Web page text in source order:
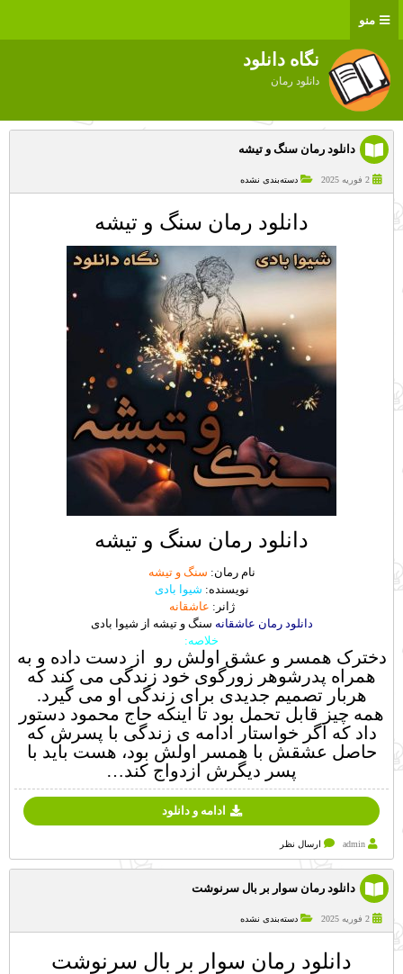
منو
نگاه دانلود
دانلود رمان
دانلود رمان سنگ و تیشه
2 فوریه 2025 دسته‌بندی نشده
دانلود رمان سنگ و تیشه
دانلود رمان سنگ و تیشه
نام رمان: سنگ و تیشه
نویسنده: شیوا بادی
ژانر: عاشقانه
دانلود رمان عاشقانه سنگ و تیشه از شیوا بادی
خلاصه:
دخترک همسر و عشق اولش رو از دست داده و به
همراه پدرشوهر زورگوی خود زندگی می کند که
هربار تصمیم جدیدی برای زندگی او می گیرد.
همه چیز قابل تحمل بود تا اینکه حاج محمود دستور
داد که اگر خواستار ادامه ی زندگی با پسرش که
حاصل عشقش با همسر اولش بود، هست باید با
پسر دیگرش ازدواج کند…
ادامه و دانلود
admin ارسال نظر
دانلود رمان سوار بر بال سرنوشت
2 فوریه 2025 دسته‌بندی نشده
دانلود رمان سوار بر بال سرنوشت